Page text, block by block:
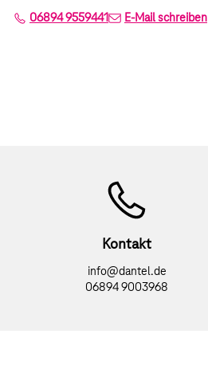
06894 9559441 E-Mail schreiben
Kontakt
info@dantel.de
06894 9003968